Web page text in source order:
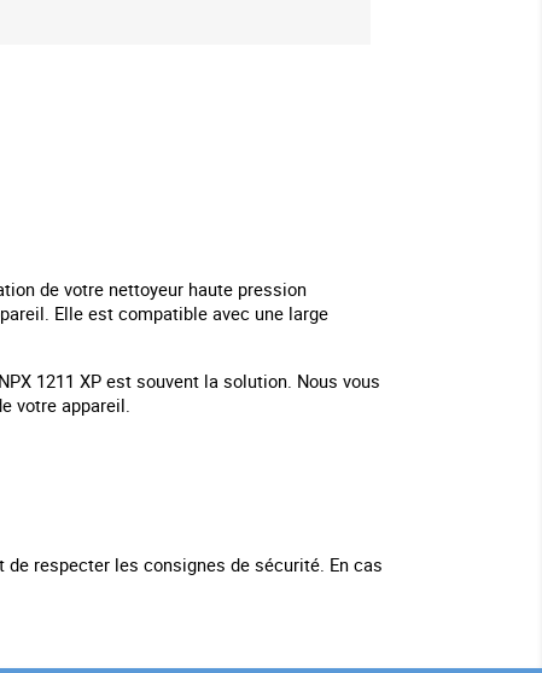
de votre nettoyeur haute pression
Elle est compatible avec une large
1211 XP est souvent la solution. Nous vous
votre appareil.
respecter les consignes de sécurité. En cas